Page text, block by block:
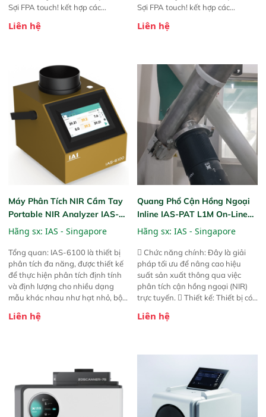
Sợi FPA touch! kết hợp các
được chứng minh với sự đơn giản
trước đó. Nhưng so với các phiên
bản trước, FPA touch! nhỏ hơn và
nhẹ hơn đáng kể, đồng thời được
nâng cấp với các tính năng mới.
Liên hệ
Sợi FPA touch! kết hợp các
được chứng minh với sự đơn giản
trước đó. Nhưng so với các phiên
bản trước, FPA touch! nhỏ hơn và
nhẹ hơn đáng kể, đồng thời được
nâng cấp với các tính năng mới.
Liên hệ
Máy Phân Tích NIR Cầm Tay
Portable NIR Analyzer IAS-
6100
Hãng sx: IAS - Singapore
Tổng quan: IAS-6100 là thiết bị
phân tích đa năng, được thiết kế
để thực hiện phân tích định tính
và định lượng cho nhiều dạng
mẫu khác nhau như hạt nhỏ, bột,
này cho phép bất kỳ ai cũng có
thức ăn chăn nuôi, nguyên liệu
thực phẩm, nông sản,..
Liên hệ
Quang Phổ Cận Hồng Ngoại
Inline IAS-PAT L1M On-Line
NIR
Hãng sx: IAS - Singapore
 Chức năng chính: Đây là giải
pháp tối ưu để nâng cao hiệu
suất sản xuất thông qua việc
phân tích cận hồng ngoại (NIR)
trực tuyến.  Thiết kế: Thiết bị có
hỗ trợ tản nhiệt tăng cường và đã
năng theo dõi thông số theo thời
gian thực và trực quan hóa dữ
liệu để tăng chỉ số ROI cho doanh
Liên hệ